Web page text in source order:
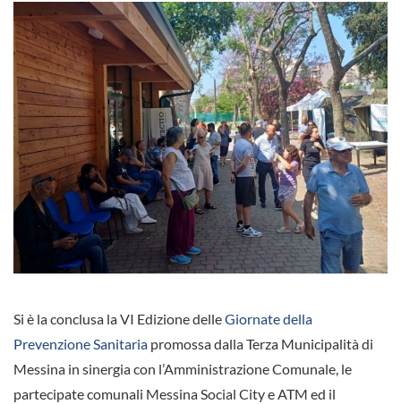
Si è la conclusa la VI Edizione delleGiornate della
Prevenzione Sanitaria promossa dalla Terza Municipalità di
Messina in sinergia con l’Amministrazione Comunale, le
partecipate comunali Messina Social City e ATM ed il